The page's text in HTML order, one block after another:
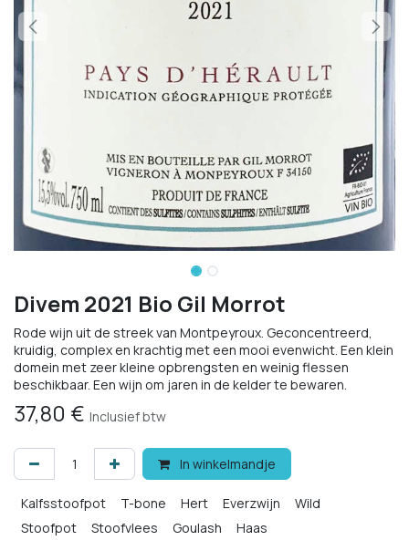
Divem 2021 Bio Gil Morrot
Rode wijn uit de streek van Montpeyroux. Geconcentreerd,
kruidig, complex en krachtig met een mooi evenwicht. Een klein
domein met zeer kleine opbrengsten en weinig flessen
beschikbaar. Een wijn om jaren in de kelder te bewaren.
37,80 € Inclusief btw
In winkelmandje
Kalfsstoofpot T-bone Hert Everzwijn
Wild
Stoofpot
Stoofvlees Goulash Haas